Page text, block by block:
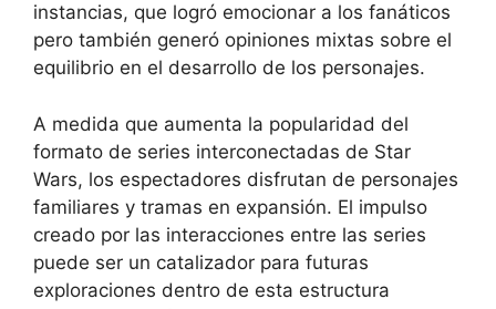
instancias, que logró emocionar a los fanáticos
pero también generó opiniones mixtas sobre el
equilibrio en el desarrollo de los personajes.
A medida que aumenta la popularidad del
formato de series interconectadas de Star
Wars, los espectadores disfrutan de personajes
familiares y tramas en expansión. El impulso
creado por las interacciones entre las series
puede ser un catalizador para futuras
exploraciones dentro de esta estructura